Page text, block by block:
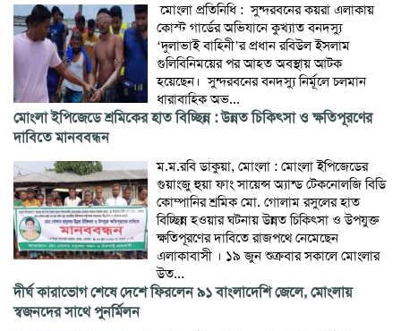
‎ ‎মোংলা প্রতিনিধি : ‎ ‎সুন্দরবনের কয়রা এলাকায়
কোস্ট গার্ডের অভিযানে কুখ্যাত বনদস্যু
‘দুলাভাই বাহিনী’র প্রধান রবিউল ইসলাম
গুলিবিনিময়ের পর আহত অবস্থায় আটক
হয়েছেন। ‎ ‎সুন্দরবনের বনদস্যু নির্মূলে চলমান
ধারাবাহিক অভ...
মোংলা ইপিজেডে শ্রমিকের হাত বিচ্ছিন্ন : উন্নত চিকিৎসা ও ক্ষতিপূরণের
দাবিতে মানববন্ধন
ম.ম.রবি ডাকুয়া, মোংলা : মোংলা ইপিজেডের
গুয়াংজু হুয়া ফাং সায়েন্স অ্যান্ড টেকনোলজি বিডি
কোম্পানির শ্রমিক মো. গোলাম রসুলের হাত
বিচ্ছিন্ন হওয়ার ঘটনায় উন্নত চিকিৎসা ও উপযুক্ত
ক্ষতিপূরণের দাবিতে রাজপথে নেমেছেন
এলাকাবাসী । ১৯ জুন শুক্রবার সকালে মোংলার
উত...
দীর্ঘ কারাভোগ শেষে দেশে ফিরলেন ৯১ বাংলাদেশি জেলে, মোংলায়
স্বজনদের সাথে পুনর্মিলন